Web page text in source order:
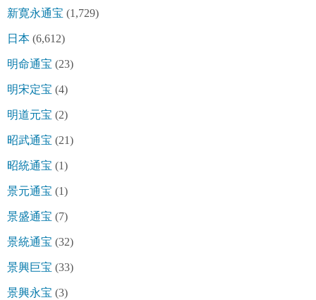
新寛永通宝 (1,729)
日本 (6,612)
明命通宝 (23)
明宋定宝 (4)
明道元宝 (2)
昭武通宝 (21)
昭統通宝 (1)
景元通宝 (1)
景盛通宝 (7)
景統通宝 (32)
景興巨宝 (33)
景興永宝 (3)